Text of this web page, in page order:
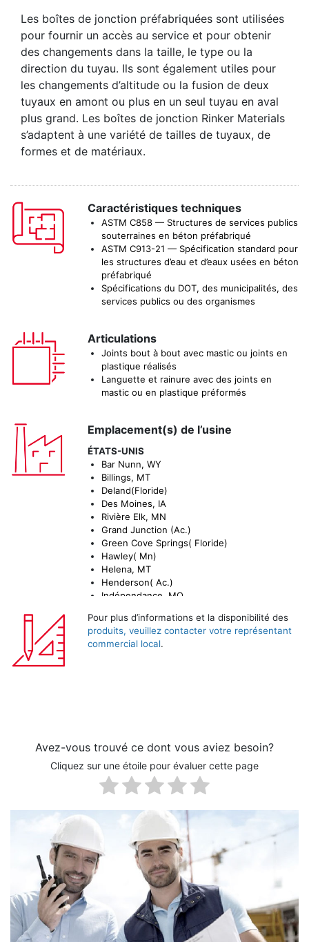
Les boîtes de jonction préfabriquées sont utilisées
pour fournir un accès au service et pour obtenir
des changements dans la taille, le type ou la
direction du tuyau. Ils sont également utiles pour
les changements d’altitude ou la fusion de deux
tuyaux en amont ou plus en un seul tuyau en aval
plus grand. Les boîtes de jonction Rinker Materials
s’adaptent à une variété de tailles de tuyaux, de
formes et de matériaux.
Caractéristiques techniques
ASTM C858 — Structures de services publics
souterraines en béton préfabriqué
ASTM C913-21 — Spécification standard pour
les structures d’eau et d’eaux usées en béton
préfabriqué
Spécifications du DOT, des municipalités, des
services publics ou des organismes
Articulations
Joints bout à bout avec mastic ou joints en
plastique réalisés
Languette et rainure avec des joints en
mastic ou en plastique préformés
Emplacement(s) de l’usine
ÉTATS-UNIS
Bar Nunn, WY
Billings, MT
Deland(Floride)
Des Moines, IA
Rivière Elk, MN
Grand Junction (Ac.)
Green Cove Springs( Floride)
Hawley( Mn)
Helena, MT
Henderson( Ac.)
Indépendance, MO
Marianna, FL
Marshalltown, IA
Menoken, ND
Pour plus d’informations et la disponibilité des
produits, veuillez contacter votre représentant
commercial local.
Avez-vous trouvé ce dont vous aviez besoin?
Cliquez sur une étoile pour évaluer cette page